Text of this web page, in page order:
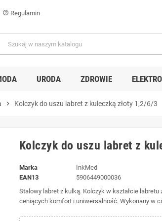
help_outline Regulamin
URODA ZDROWIE
chevron_right Kolczyk do uszu labret z kuleczką złoty 1,2/6/3
Kolczyk do uszu labret z
Marka
InkMed
EAN13
5906449000036
Stalowy labret z kulką. Kolczyk w kształcie labretu
ceniących komfort i uniwersalność. Wykonany w